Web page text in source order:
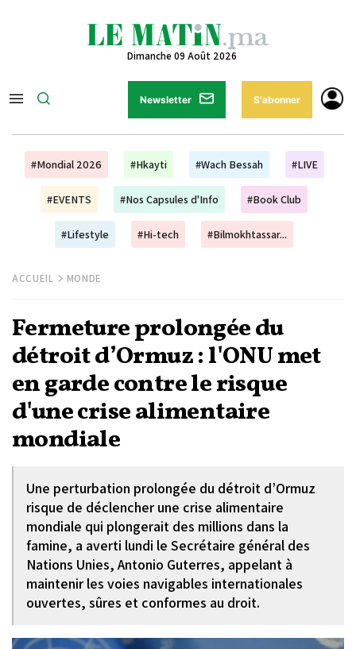
Dimanche 09 Août 2026
Newsletter S'abonner
#Mondial 2026 #Hkayti #Wach Bessah #LIVE
#EVENTS #Nos Capsules d'Info #Book Club
#Lifestyle #Hi-tech #Bilmokhtassar...
ACCUEIL MONDE
Fermeture prolongée du
détroit d’Ormuz : l'ONU met
en garde contre le risque
d'une crise alimentaire
mondiale
Une perturbation prolongée du détroit d’Ormuz
risque de déclencher une crise alimentaire
mondiale qui plongerait des millions dans la
famine, a averti lundi le Secrétaire général des
Nations Unies, Antonio Guterres, appelant à
maintenir les voies navigables internationales
ouvertes, sûres et conformes au droit.